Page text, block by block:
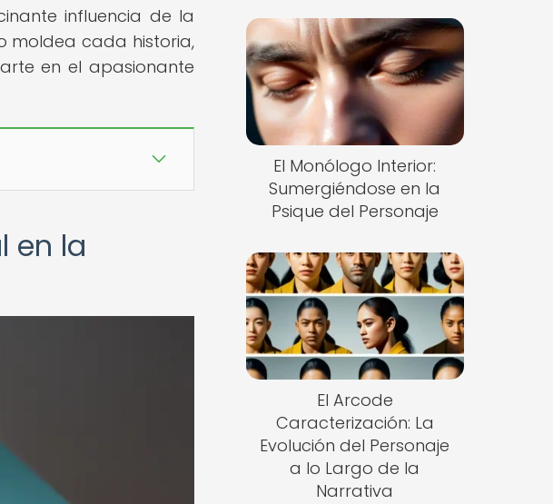
influencia de la
moldea cada historia,
en el apasionante
en la
El Monólogo Interior:
Sumergiéndose en la
Psique del Personaje
El Arcode
Caracterización: La
Evolución del Personaje
a lo Largo de la
Narrativa